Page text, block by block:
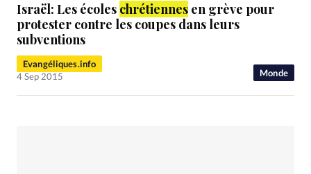
Monde
Israël: Les écoles chrétiennes en grève pour
protester contre les coupes dans leurs
subventions
Evangéliques.info
4 Sep 2015